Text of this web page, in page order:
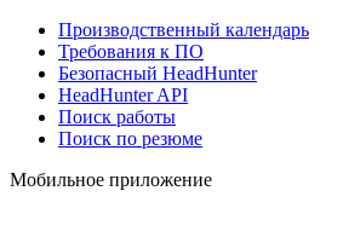
Производственный календарь
Требования к ПО
Безопасный HeadHunter
HeadHunter API
Поиск работы
Поиск по резюме
Мобильное приложение